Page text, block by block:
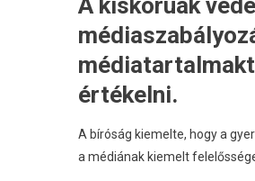
A kiskorúak
értékelni.
A bíróság kiemelte, hogy a
a médiának kiemelt